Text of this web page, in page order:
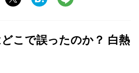
こで誤ったのか？ 白熱